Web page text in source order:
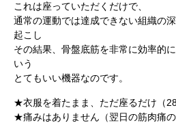
これは座っていただくだけで、
通常の運動では達成できない組織の
起こし
その結果、骨盤底筋を非常に効率的
いう
とてもいい機器なのです。
★衣服を着たまま、ただ座るだけ（28
★痛みはありません（翌日の筋肉痛の